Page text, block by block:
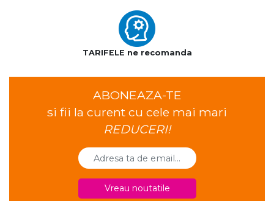
TARIFELE ne recomanda
ABONEAZA-TE
si fii la curent cu cele mai mari
REDUCERI!
Vreau noutatile